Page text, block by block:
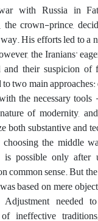
with Russia in
crown-prince,
His efforts led to a
the Iranians'
their suspicion of
two main
the necessary
of modernity,
both substantive and
the middle
is possible only after
common sense. But
based on mere
Adjustment
of ineffective